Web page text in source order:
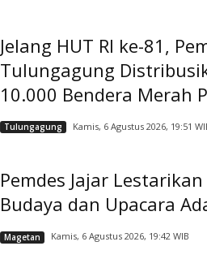
Jelang HUT RI ke-81,
Tulungagung
10.000 Bendera Merah
Tulungagung Kamis, 6 Agustus 2026, 19:51
Pemdes Jajar Lestarikan
Budaya dan Upacara
Magetan Kamis, 6 Agustus 2026, 19:42 WIB